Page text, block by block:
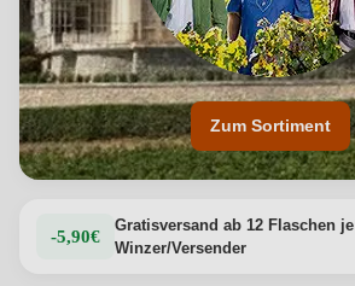
Zum Sortiment
-5,90€
Gratisversand ab 12 Flaschen je
Winzer/Versender